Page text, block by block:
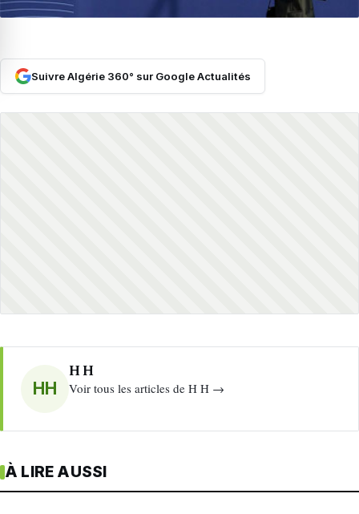
Suivre Algérie 360° sur Google Actualités
HH
H H
Voir tous les articles de H H →
À LIRE AUSSI